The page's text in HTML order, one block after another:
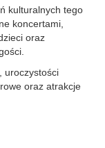
kulturalnych tego
koncertami,
oraz
uroczystości
oraz atrakcje